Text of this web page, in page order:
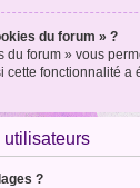
du forum » ?
du forum » vous
cette fonctionnalité
utilisateurs
?